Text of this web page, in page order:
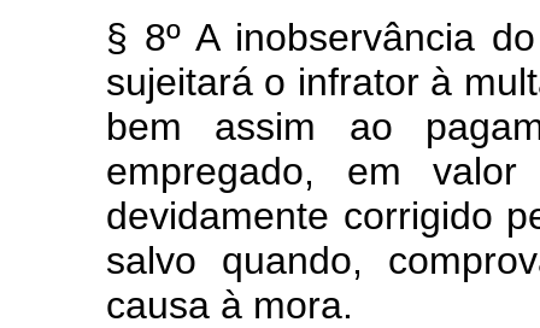
§ 8º A inobservância
sujeitará o infrator à
bem assim ao
empregado, em
devidamente corrigido
salvo quando,
causa à mora.